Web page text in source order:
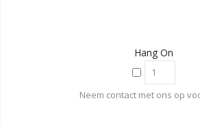
Hang On
Neem contact met ons op